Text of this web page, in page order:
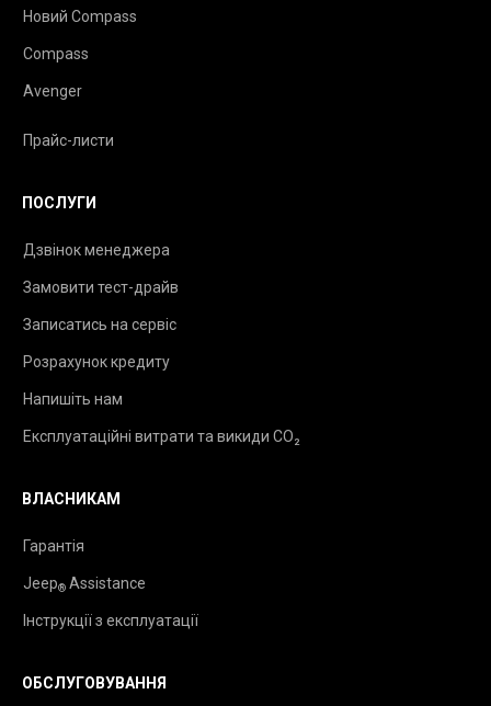
Новий Compass
Compass
Avenger
Прайс-листи
ПОСЛУГИ
Дзвінок менеджера
Замовити тест-драйв
Записатись на сервіс
Розрахунок кредиту
Напишіть нам
Експлуатаційні витрати та викиди CO₂
ВЛАСНИКАМ
Гарантія
Jeep® Assistance
Інструкції з експлуатації
ОБСЛУГОВУВАННЯ